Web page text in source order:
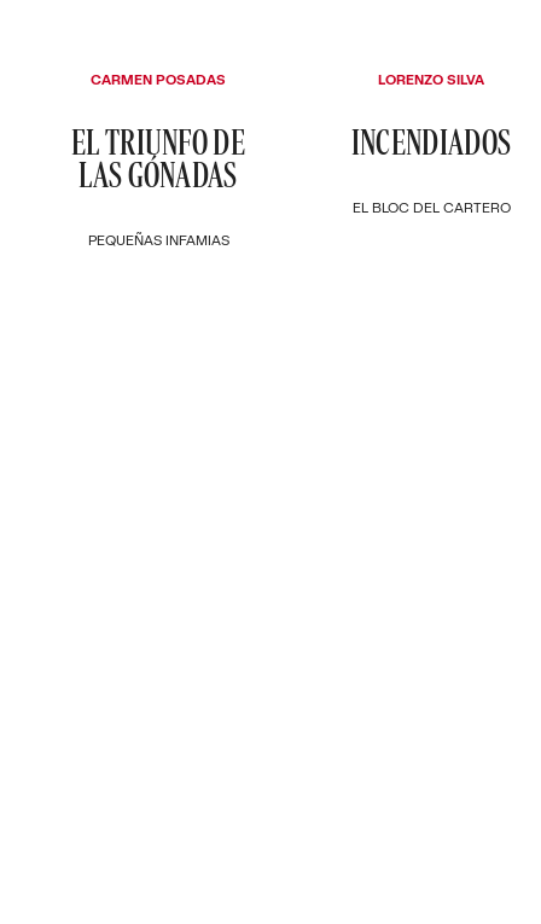
PEQUEÑAS INFAMIAS
EL TRIUNFO DE
LAS GÓNADAS
CARMEN POSADAS
EL BLOC DEL CARTERO
INCENDIADOS
LORENZO SILVA